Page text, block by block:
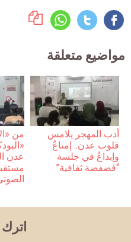
مواضيع متعلقة
أدب المهجر يلامس
قلوب عدن.. إمتاعٌ
وإبداعٌ في جلسة
“فضفضة ثقافية”
من
عدن
اترك